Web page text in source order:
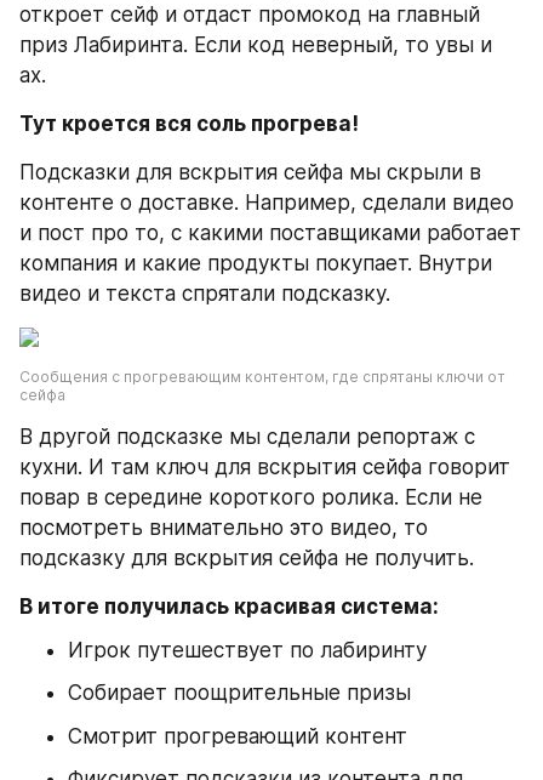
откроет сейф и отдаст промокод на главный
приз Лабиринта. Если код неверный, то увы и
ах.
Тут кроется вся соль прогрева!
Подсказки для вскрытия сейфа мы скрыли в
контенте о доставке. Например, сделали видео
и пост про то, с какими поставщиками работает
компания и какие продукты покупает. Внутри
видео и текста спрятали подсказку.
Сообщения с прогревающим контентом, где спрятаны ключи от
сейфа
В другой подсказке мы сделали репортаж с
кухни. И там ключ для вскрытия сейфа говорит
повар в середине короткого ролика. Если не
посмотреть внимательно это видео, то
подсказку для вскрытия сейфа не получить.
В итоге получилась красивая система:
Игрок путешествует по лабиринту
Собирает поощрительные призы
Смотрит прогревающий контент